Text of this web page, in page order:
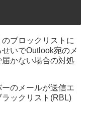
ブロックリストに
いでOutlook宛のメ
かない場合の対処
のメールが送信エ
ックリスト(RBL)